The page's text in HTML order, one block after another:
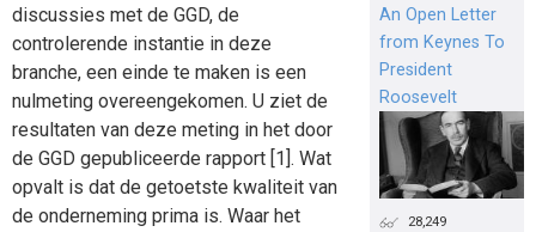
discussies met de GGD, de
controlerende instantie in deze
branche, een einde te maken is een
nulmeting overeengekomen. U ziet de
resultaten van deze meting in het door
de GGD gepubliceerde rapport [1]. Wat
opvalt is dat de getoetste kwaliteit van
de onderneming prima is. Waar het
An Open Letter
from Keynes To
President
Roosevelt
28,249